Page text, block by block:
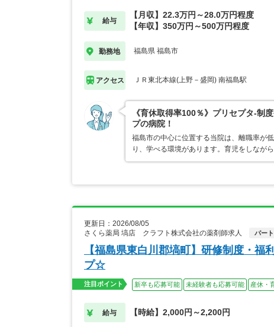
給与
【月収】22.3万円～28.0万円程度
【年収】350万円～500万円程度
勤務地 福島県 福島市
アクセス ＪＲ東北本線(上野－盛岡) 南福島駅
《育休取得率100％》プリセプタ-制
プの病院！
福島市の中心に位置する当院は、離職率が
り、学べる環境があります。育児をしなが
更新日：2026/08/05
さくら薬局 塙店 クラフト株式会社の薬剤師求人
パー
【福島県東白川郡塙町】研修制度・
プ☆
注目ポイント 新卒も応募可能 未経験者も応募可能 産休・
給与 【時給】2,000円～2,200円